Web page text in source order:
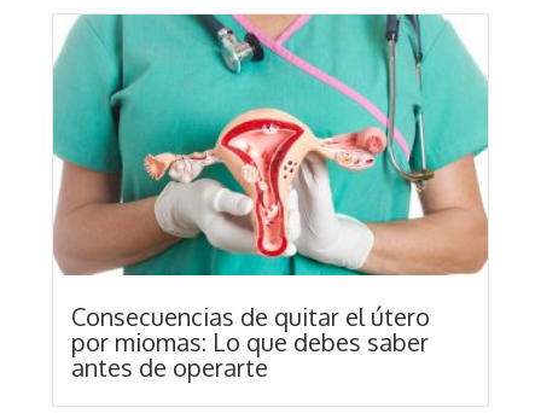
Consecuencias de quitar el útero
por miomas: Lo que debes saber
antes de operarte